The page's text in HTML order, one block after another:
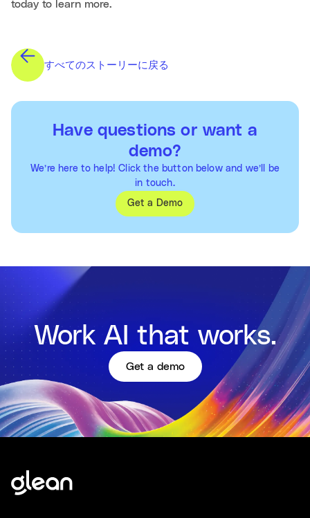
today to learn more.
すべてのストーリーに戻る
Have questions or want a
demo?
We’re here to help! Click the button below and we’ll be
in touch.
Get a Demo
Work AI that works.
Get a demo